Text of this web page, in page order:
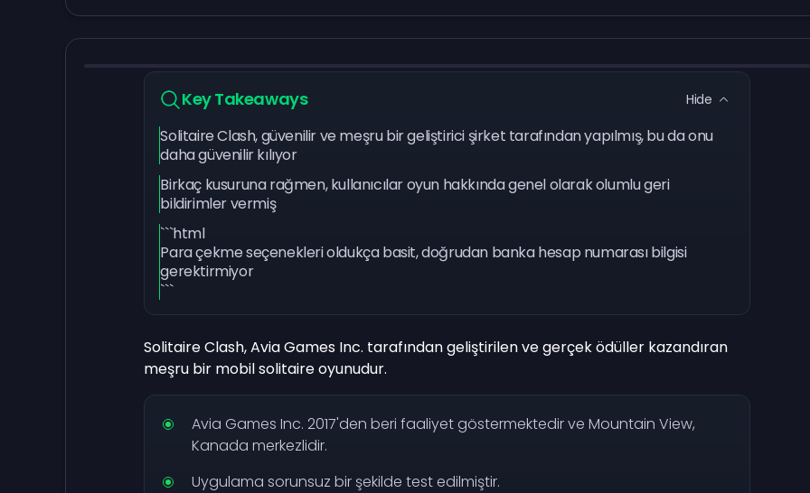
Key Takeaways Hide
Solitaire Clash, güvenilir ve meşru bir geliştirici şirket tarafından yapılmış, bu da onu
daha güvenilir kılıyor
Birkaç kusuruna rağmen, kullanıcılar oyun hakkında genel olarak olumlu geri
bildirimler vermiş
```html
Para çekme seçenekleri oldukça basit, doğrudan banka hesap numarası bilgisi
gerektirmiyor
```
Solitaire Clash, Avia Games Inc. tarafından geliştirilen ve gerçek ödüller kazandıran
meşru bir mobil solitaire oyunudur.
Avia Games Inc. 2017'den beri faaliyet göstermektedir ve Mountain View,
Kanada merkezlidir.
Uygulama sorunsuz bir şekilde test edilmiştir.